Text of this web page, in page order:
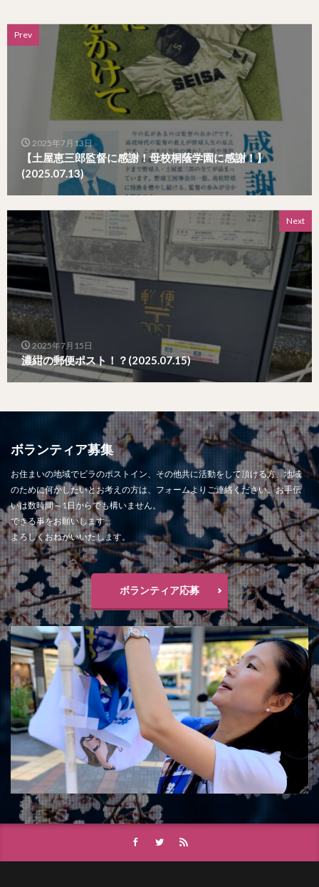
Prev
2025年7月13日
【土屋恵三郎監督に感謝！母校桐蔭学園に感謝！】
(2025.07.13)
Next
2025年7月15日
濃紺の郵便ポスト！？(2025.07.15)
ボランティア募集
お住まいの地域でビラのポストイン、その他共に活動をして頂ける方、地域
のために何かしたいとお考えの方は、フォームよりご連絡ください。お手伝
いは数時間～1日からでも構いません。
できる事をお願いします。
よろしくおねがいいたします。
ボランティア応募